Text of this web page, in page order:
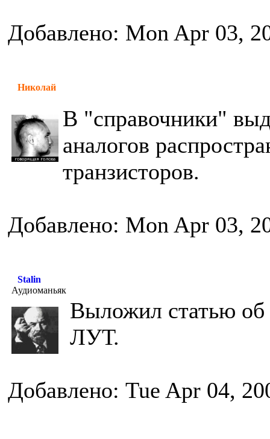
Добавлено: Mon Apr 03,
Николай
В "справочники"
аналогов
транзисторов.
Добавлено: Mon Apr 03,
Stalin
Аудиоманьяк
Выложил статью об
ЛУТ.
Добавлено: Tue Apr 04,